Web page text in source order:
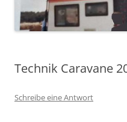
Technik Caravane
Schreibe eine Antwort